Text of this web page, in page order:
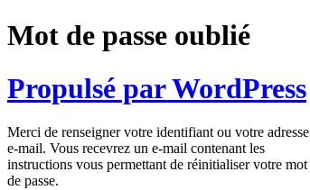
Mot de passe oublié
Propulsé par WordPress
Merci de renseigner votre identifiant ou votre adresse
e-mail. Vous recevrez un e-mail contenant les
instructions vous permettant de réinitialiser votre mot
de passe.